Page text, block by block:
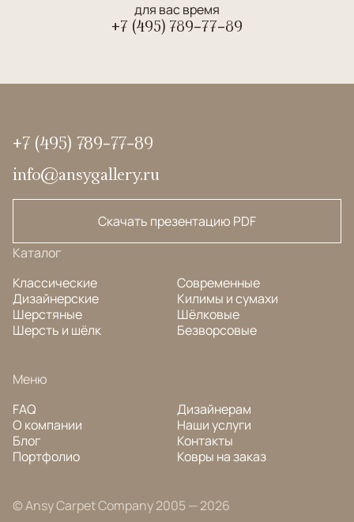
для вас время
+7 (495) 789-77-89
+7 (495) 789-77-89
info@ansygallery.ru
Скачать презентацию PDF
Каталог
Классические
Дизайнерские
Шерстяные
Шерсть и шёлк
Современные
Килимы и сумахи
Шёлковые
Безворсовые
Меню
FAQ
О компании
Блог
Портфолио
Дизайнерам
Наши услуги
Контакты
Ковры на заказ
© Ansy Carpet Company 2005 — 2026